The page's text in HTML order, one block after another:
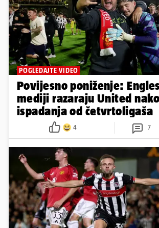
POGLEDAJTE VIDEO
Povijesno poniženje:
mediji razaraju United
ispadanja od četvrtoligaša
4 7